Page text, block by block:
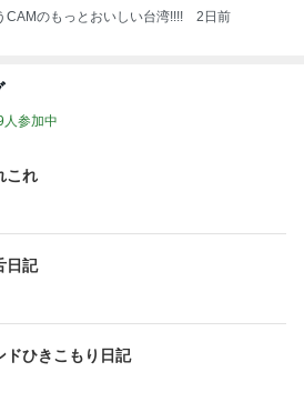
CAMのもっとおいしい台湾!!!! 2日前
人参加中
これ
日記
ドひきこもり日記